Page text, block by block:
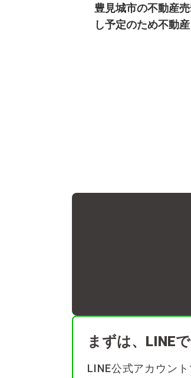
豊見城市の不動産
し予定のため不動
まずは、LINE
LINE公式アカウン